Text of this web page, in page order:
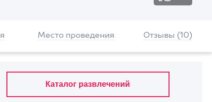
Место проведения Отзывы (10)